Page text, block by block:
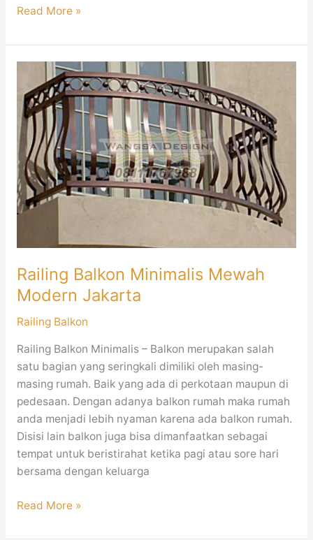
Read More »
Railing Balkon Minimalis Mewah
Modern Jakarta
Railing Balkon
Railing Balkon Minimalis – Balkon merupakan salah
satu bagian yang seringkali dimiliki oleh masing-
masing rumah. Baik yang ada di perkotaan maupun di
pedesaan. Dengan adanya balkon rumah maka rumah
anda menjadi lebih nyaman karena ada balkon rumah.
Disisi lain balkon juga bisa dimanfaatkan sebagai
tempat untuk beristirahat ketika pagi atau sore hari
bersama dengan keluarga
Balkon
Minimalis
Mewah
Modern
Jakarta
Read More »